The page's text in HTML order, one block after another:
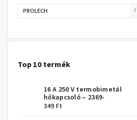
PROLECH 7
Top 10 termék
16 A 250 V termobimetál
hőkapcsoló – 2369-
349 Ft